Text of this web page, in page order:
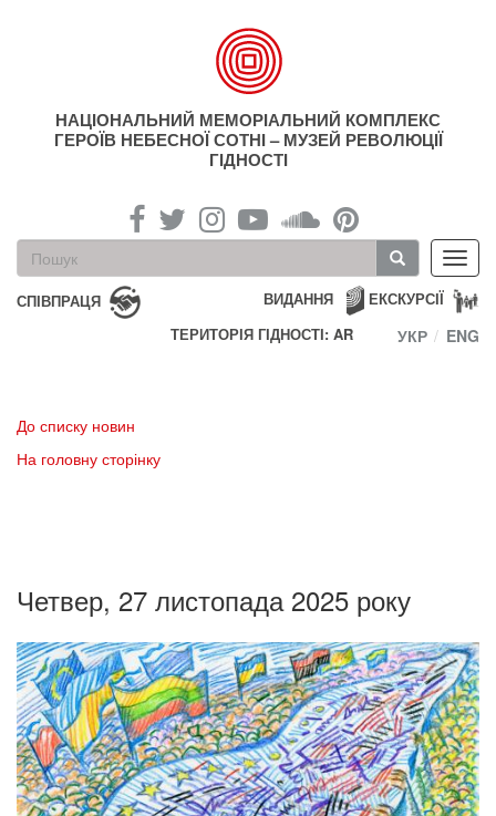
НАЦІОНАЛЬНИЙ МЕМОРІАЛЬНИЙ КОМПЛЕКС
ГЕРОЇВ НЕБЕСНОЇ СОТНІ – МУЗЕЙ РЕВОЛЮЦІЇ
ГІДНОСТІ
Пошукова
форма
Пошук
СПІВПРАЦЯ ЕКСКУРСІЇ
ВИДАННЯ
ТЕРИТОРІЯ ГІДНОСТІ: AR
УКР ENG
До списку новин
На головну сторінку
Четвер, 27 листопада 2025 року